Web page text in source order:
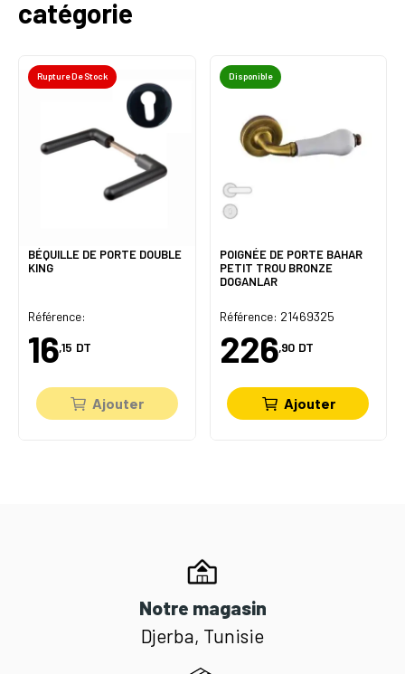
catégorie
Rupture De Stock
BÉQUILLE DE PORTE DOUBLE
KING
Référence:
16,15 DT
Ajouter
Disponible
POIGNÉE DE PORTE BAHAR
PETIT TROU BRONZE
DOGANLAR
Référence: 21469325
226,90 DT
Ajouter
Notre magasin
Djerba, Tunisie